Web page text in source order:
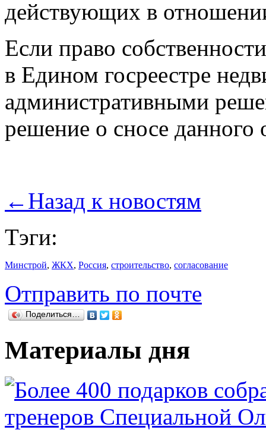
действующих в
Если право
в Едином госреестре
административными
решение о сносе
← Назад к новостям
Тэги:
Минстрой, ЖКХ, Россия, строительство, согласование
Отправить по почте
Поделиться…
Материалы дня